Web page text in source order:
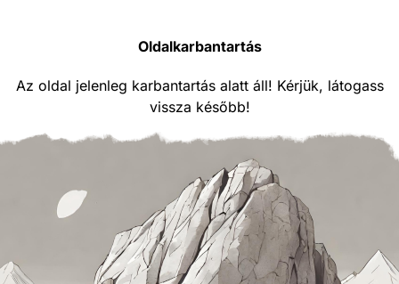
Oldalkarbantartás
Az oldal jelenleg karbantartás alatt áll! Kérjük, látogass
vissza később!